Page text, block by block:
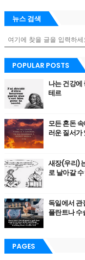
뉴스 검색
POPULAR POSTS
나는 건강
테르
모든 혼돈
러운 질서가
새장(우리)
로 날아갈
독일에서 관
플란트나 수
PAGES